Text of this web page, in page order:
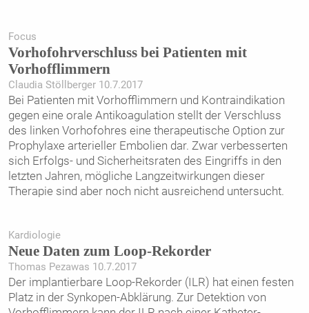
Focus
Vorhofohrverschluss bei Patienten mit
Vorhofflimmern
Claudia Stöllberger 10.7.2017
Bei Patienten mit Vorhofflimmern und Kontraindikation
gegen eine orale Antikoagulation stellt der Verschluss
des linken Vorhofohres eine therapeutische Option zur
Prophylaxe arterieller Embolien dar. Zwar verbesserten
sich Erfolgs- und Sicherheitsraten des Eingriffs in den
letzten Jahren, mögliche Langzeitwirkungen dieser
Therapie sind aber noch nicht ausreichend untersucht.
Kardiologie
Neue Daten zum Loop-Rekorder
Thomas Pezawas 10.7.2017
Der implantierbare Loop-Rekorder (ILR) hat einen festen
Platz in der Synkopen-Abklärung. Zur Detektion von